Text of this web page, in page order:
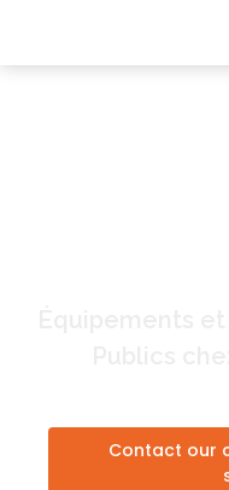
Contact our